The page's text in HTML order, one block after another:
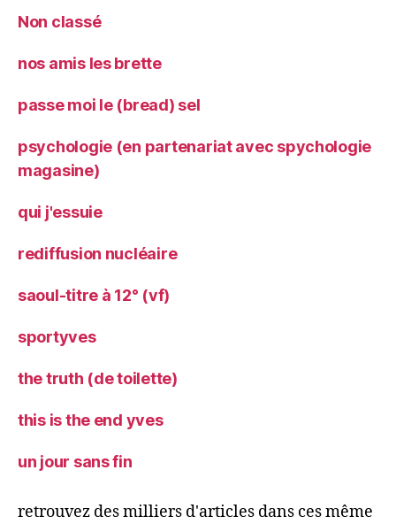
Non classé
nos amis les brette
passe moi le (bread) sel
psychologie (en partenariat avec spychologie
magasine)
qui j'essuie
rediffusion nucléaire
saoul-titre à 12° (vf)
sportyves
the truth (de toilette)
this is the end yves
un jour sans fin
retrouvez des milliers d'articles dans ces même